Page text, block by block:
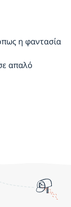
η φαντασία
απαλό